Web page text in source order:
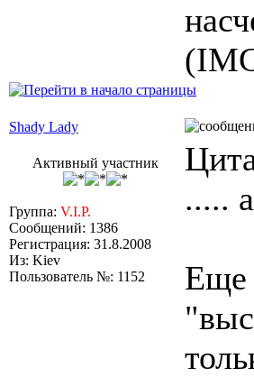
Shady Lady
Активный участник
Группа: V.I.P.
Сообщений: 1386
Регистрация: 31.8.2008
Из: Kiev
Пользователь №: 1152
.....
Еще